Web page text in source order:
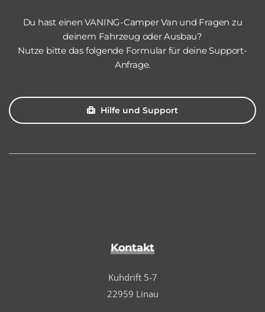
Du hast einen VANING-Camper Van und Fragen zu
deinem Fahrzeug oder Ausbau?
Nutze bitte das folgende Formular für deine Support-
Anfrage.
Hilfe und Support
Kontakt
Kuhdrift 5-7
22959 Linau